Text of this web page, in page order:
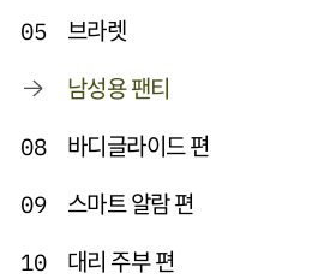
05
브라렛
남성용 팬티
08 바디글라이드 편
09 스마트 알람 편
10 대리 주부 편